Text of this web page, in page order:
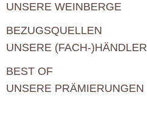
UNSERE WEINBERGE
BEZUGSQUELLEN
UNSERE (FACH-)HÄNDLER
BEST OF
UNSERE PRÄMIERUNGEN